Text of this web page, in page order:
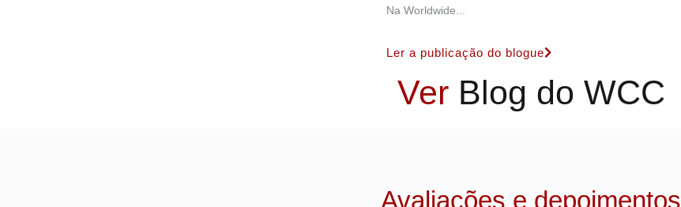
Na Worldwide...
Ler a publicação do blogue
Ver Blog do WCC
Avaliações e depoimentos